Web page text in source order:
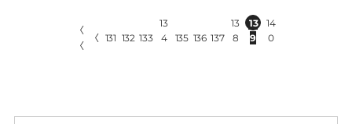
〈
〈
〈 131 132 133
13
4
135 136 137
13
8
13
9
14
0